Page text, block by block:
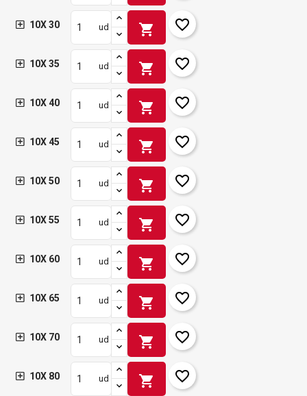
10X 30 ud shopping_cart favorite_border
10X 35 ud shopping_cart favorite_border
10X 40 ud shopping_cart favorite_border
10X 45 ud shopping_cart favorite_border
10X 50 ud shopping_cart favorite_border
10X 55 ud shopping_cart favorite_border
10X 60 ud shopping_cart favorite_border
10X 65 ud shopping_cart favorite_border
10X 70 ud shopping_cart favorite_border
10X 80 ud shopping_cart favorite_border